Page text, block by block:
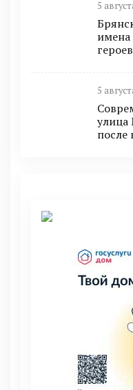
5
героев
5
улица
после